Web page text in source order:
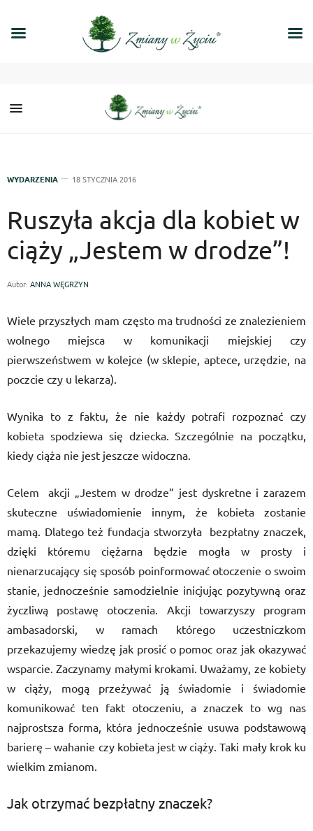
WYDARZENIA 18 STYCZNIA 2016
Ruszyła akcja dla kobiet w
ciąży „Jestem w drodze”!
Autor: ANNA WĘGRZYN
Wiele przyszłych mam często ma trudności ze znalezieniem
wolnego miejsca w komunikacji miejskiej czy
pierwszeństwem w kolejce (w sklepie, aptece, urzędzie, na
poczcie czy u lekarza).
Wynika to z faktu, że nie każdy potrafi rozpoznać czy
kobieta spodziewa się dziecka. Szczególnie na początku,
kiedy ciąża nie jest jeszcze widoczna.
Celem akcji „Jestem w drodze” jest dyskretne i zarazem
skuteczne uświadomienie innym, że kobieta zostanie
mamą. Dlatego też fundacja stworzyła bezpłatny znaczek,
dzięki któremu ciężarna będzie mogła w prosty i
nienarzucający się sposób poinformować otoczenie o swoim
stanie, jednocześnie samodzielnie inicjując pozytywną oraz
życzliwą postawę otoczenia. Akcji towarzyszy program
ambasadorski, w ramach którego uczestniczkom
przekazujemy wiedzę jak prosić o pomoc oraz jak okazywać
wsparcie. Zaczynamy małymi krokami. Uważamy, ze kobiety
w ciąży, mogą przeżywać ją świadomie i świadomie
komunikować ten fakt otoczeniu, a znaczek to wg nas
najprostsza forma, która jednocześnie usuwa podstawową
barierę – wahanie czy kobieta jest w ciąży. Taki mały krok ku
wielkim zmianom.
Jak otrzymać bezpłatny znaczek?